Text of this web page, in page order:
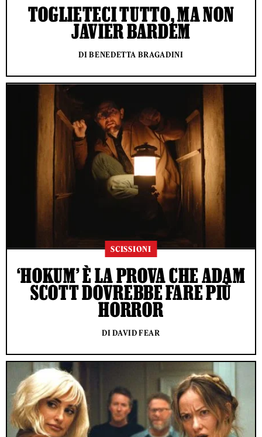
TOGLIETECI TUTTO, MA NON
JAVIER BARDEM
DI BENEDETTA BRAGADINI
SCISSIONI
‘HOKUM’ È LA PROVA CHE ADAM
SCOTT DOVREBBE FARE PIÙ
HORROR
DI DAVID FEAR